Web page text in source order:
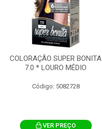
COLORAÇÃO SUPER BONITA
7.0 * LOURO MÉDIO
Código: 5082728
VER PREÇO